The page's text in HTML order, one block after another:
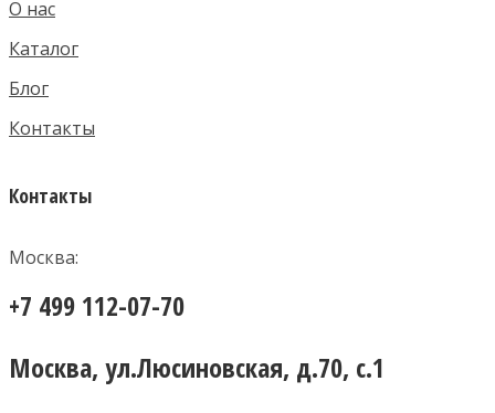
О нас
Каталог
Блог
Контакты
Контакты
Москва:
+7 499 112-07-70
Москва, ул.Люсиновская, д.70, с.1